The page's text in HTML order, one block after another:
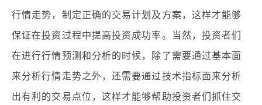
行情走势，制定正确的交易计划及方案，这样才能够
保证在投资过程中提高投资成功率。当然，投资者们
在进行行情预测和分析的时候，除了需要通过基本面
来分析行情走势之外，还需要通过技术指标面来分析
出有利的交易点位，这样才能够帮助投资者们抓住交